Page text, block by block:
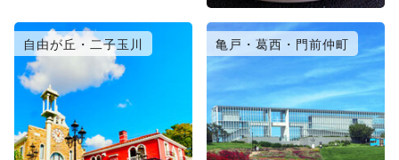
自由が丘・二子玉川 亀戸・葛西・門前仲町